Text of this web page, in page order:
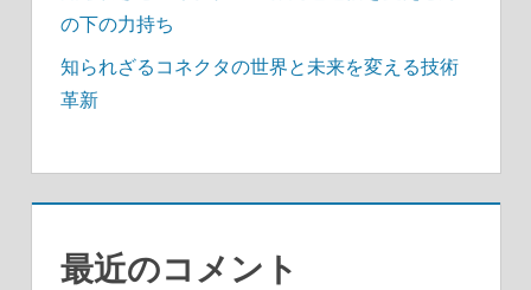
の下の力持ち
知られざるコネクタの世界と未来を変える技術
革新
最近のコメント